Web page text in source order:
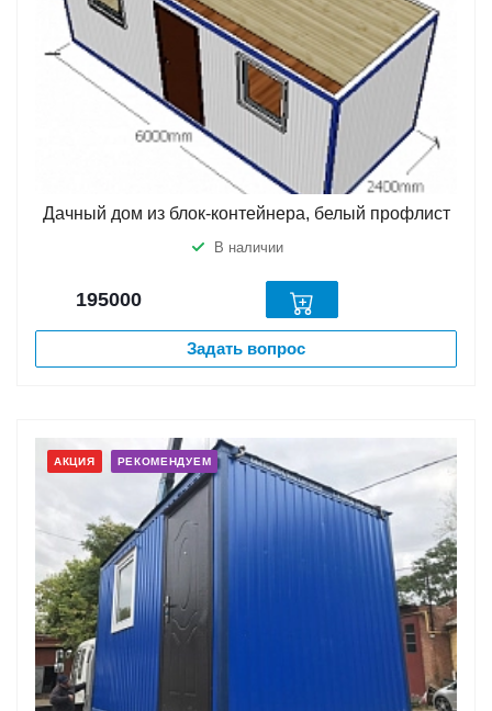
Дачный дом из блок-контейнера, белый профлист
В наличии
195000
Задать вопрос
АКЦИЯ РЕКОМЕНДУЕМ